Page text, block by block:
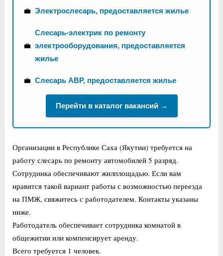
💼 Электрослесарь, предоставляется жилье
💼
Слесарь-электрик по ремонту
электрооборудования, предоставляется
жилье
💼 Слесарь АВР, предоставляется жилье
Перейти в каталог вакансий →
Организации в Республике Саха (Якутии) требуется на
работу слесарь по ремонту автомобилей 5 разряд.
Сотрудника обеспечивают жилплощадью. Если вам
нравится такой вариант работы с возможностью переезда
на ПМЖ, свяжитесь с работодателем. Контакты указаны
ниже.
Работодатель обеспечивает сотрудника комнатой в
общежитии или компенсирует аренду.
Всего требуется 1 человек.